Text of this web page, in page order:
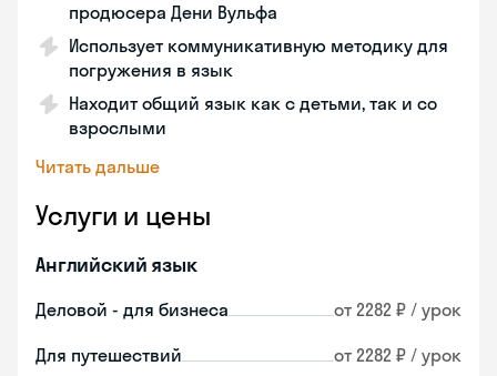
продюсера Дени Вульфа
Использует коммуникативную методику для
погружения в язык
Находит общий язык как с детьми, так и со
взрослыми
Читать дальше
Услуги и цены
Английский язык
Деловой - для бизнеса от 2282 ₽ / урок
Для путешествий от 2282 ₽ / урок